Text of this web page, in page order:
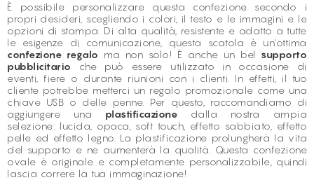
È possibile personalizzare questa confezione secondo i
propri desideri, scegliendo i colori, il testo e le immagini e le
opzioni di stampa. Di alta qualità, resistente e adatto a tutte
le esigenze di comunicazione, questa scatola è un'ottima
confezione regalo ma non solo! È anche un bel supporto
pubblicitario che può essere utilizzato in occasione di
eventi, fiere o durante riunioni con i clienti. In effetti, il tuo
cliente potrebbe metterci un regalo promozionale come una
chiave USB o delle penne. Per questo, raccomandiamo di
aggiungere una plastificazione dalla nostra ampia
selezione: lucida, opaca, soft touch, effetto sabbiato, effetto
pelle ed effetto legno. La plastificazione prolungherà la vita
del supporto e ne aumenterà la qualità. Questa confezione
ovale è originale e completamente personalizzabile, quindi
lascia correre la tua immaginazione!